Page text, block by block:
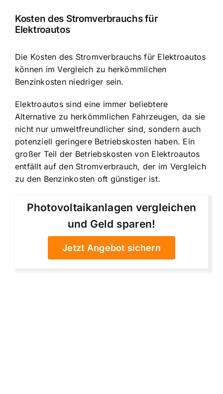
Kosten des Stromverbrauchs für
Elektroautos
Die Kosten des Stromverbrauchs für Elektroautos
können im Vergleich zu herkömmlichen
Benzinkosten niedriger sein.
Elektroautos sind eine immer beliebtere
Alternative zu herkömmlichen Fahrzeugen, da sie
nicht nur umweltfreundlicher sind, sondern auch
potenziell geringere Betriebskosten haben. Ein
großer Teil der Betriebskosten von Elektroautos
entfällt auf den Stromverbrauch, der im Vergleich
zu den Benzinkosten oft günstiger ist.
Photovoltaikanlagen vergleichen
und Geld sparen!
Jetzt Angebot sichern